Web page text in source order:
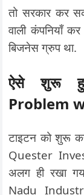
तो सरकार कर
वाली कंपनियाँ
बिजनेस ग्रुप था.
ऐसे शुरू
Problem
टाइटन को शुरू
Quester
अलग ही रखा
Nadu